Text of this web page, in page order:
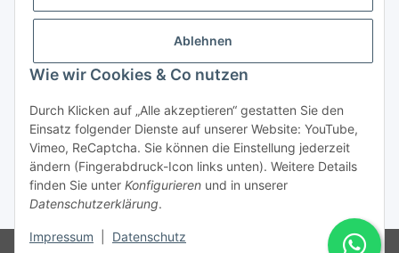
Ablehnen
Wie wir Cookies & Co nutzen
Durch Klicken auf „Alle akzeptieren“ gestatten Sie den
Einsatz folgender Dienste auf unserer Website: YouTube,
Vimeo, ReCaptcha. Sie können die Einstellung jederzeit
ändern (Fingerabdruck-Icon links unten). Weitere Details
finden Sie unter Konfigurieren und in unserer
Datenschutzerklärung.
Impressum Datenschutz
Gesetzliche Informationen
Vertrag widerrufen
* Alle Preise inkl. gesetzlicher USt., zzgl.